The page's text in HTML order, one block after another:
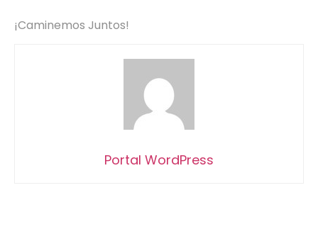
¡Caminemos Juntos!
Portal WordPress